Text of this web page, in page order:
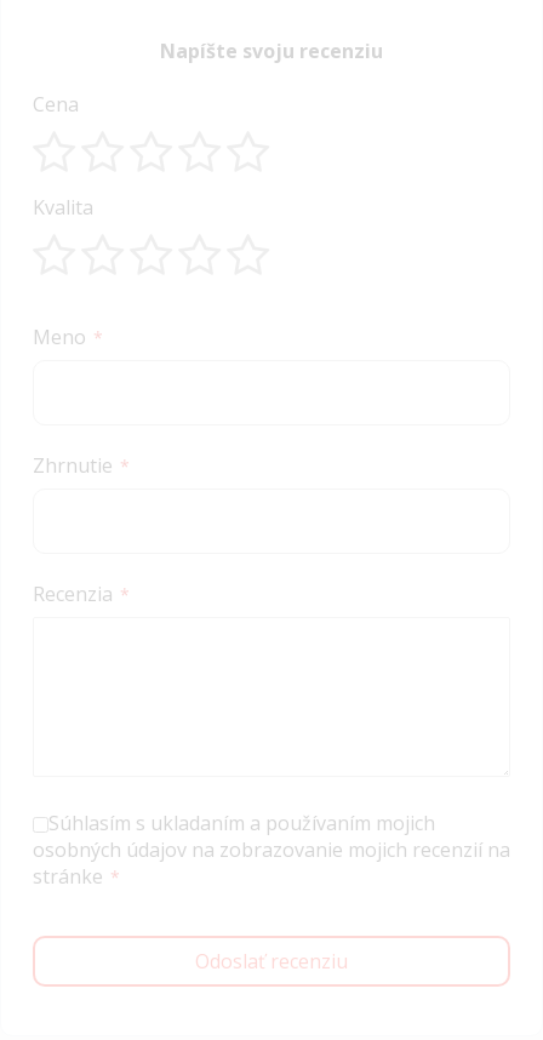
Napíšte svoju recenziu
Cena
star
stars
stars
stars
stars
Kvalita
Meno
Zhrnutie
Recenzia
Súhlasím s ukladaním a používaním mojich
osobných údajov na zobrazovanie mojich recenzií na
stránke
Odoslať recenziu